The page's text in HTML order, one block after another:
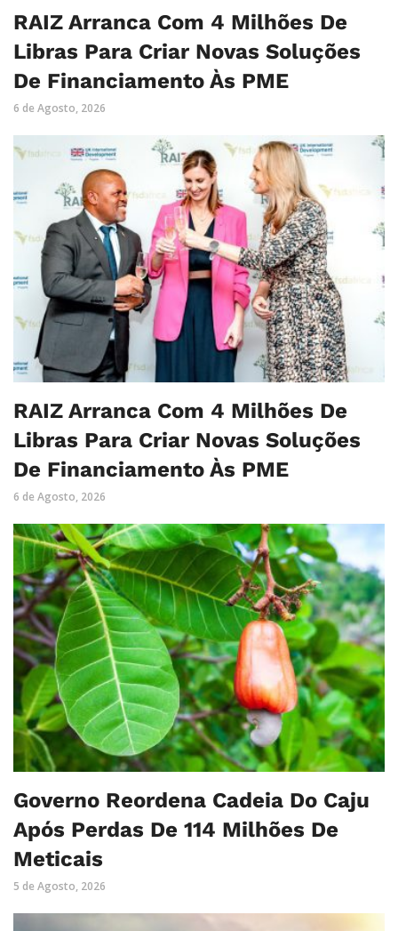
RAIZ Arranca Com 4 Milhões De
Libras Para Criar Novas Soluções
De Financiamento Às PME
6 de Agosto, 2026
RAIZ Arranca Com 4 Milhões De
Libras Para Criar Novas Soluções
De Financiamento Às PME
6 de Agosto, 2026
Governo Reordena Cadeia Do Caju
Após Perdas De 114 Milhões De
Meticais
5 de Agosto, 2026